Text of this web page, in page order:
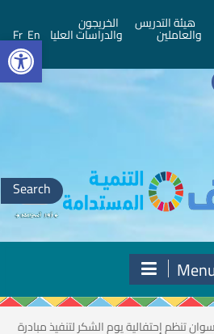
هيئة التدريس
والعاملين
الخريجون
والدراسات العليا En
Fr
Search
for:
تنظم إحتفالية يوم الشكر لتنفيذ مبادرة